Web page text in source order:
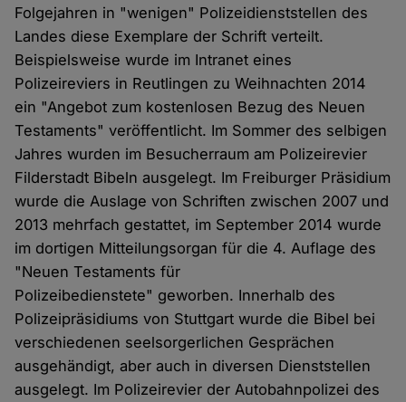
Folgejahren in "wenigen" Polizeidienststellen des
Landes diese Exemplare der Schrift verteilt.
Beispielsweise wurde im Intranet eines
Polizeireviers in Reutlingen zu Weihnachten 2014
ein "Angebot zum kostenlosen Bezug des Neuen
Testaments" veröffentlicht. Im Sommer des selbigen
Jahres wurden im Besucherraum am Polizeirevier
Filderstadt Bibeln ausgelegt. Im Freiburger Präsidium
wurde die Auslage von Schriften zwischen 2007 und
2013 mehrfach gestattet, im September 2014 wurde
im dortigen Mitteilungsorgan für die 4. Auflage des
"Neuen Testaments für
Polizeibedienstete" geworben. Innerhalb des
Polizeipräsidiums von Stuttgart wurde die Bibel bei
verschiedenen seelsorgerlichen Gesprächen
ausgehändigt, aber auch in diversen Dienststellen
ausgelegt. Im Polizeirevier der Autobahnpolizei des